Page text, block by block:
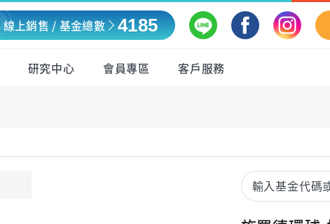
線上銷售 / 基金總數 4185
研究中心 會員專區 客戶服務